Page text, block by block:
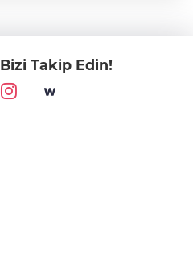
Bizi Takip Edin!